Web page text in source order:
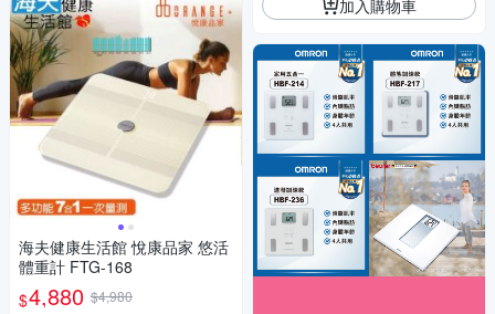
海夫健康生活館 悅康品家 悠活
體重計 FTG-168
$4,880 $4,980
加入購物車